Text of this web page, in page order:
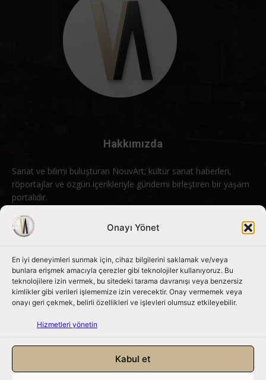
Onayı Yönet
En iyi deneyimleri sunmak için, cihaz bilgilerini saklamak ve/veya
bunlara erişmek amacıyla çerezler gibi teknolojiler kullanıyoruz. Bu
teknolojilere izin vermek, bu sitedeki tarama davranışı veya benzersiz
kimlikler gibi verileri işlememize izin verecektir. Onay vermemek veya
onayı geri çekmek, belirli özellikleri ve işlevleri olumsuz etkileyebilir.
Hizmetleri yönetin
Kabul et
Hakkımızda
Sanat ve bilimi buluşturan NouvArt; kültür sanat haberleri,
röportajlar ve özgün içerikleriyle gündemi birleştiren bir yaşam
portalıdır.
Bizimle iletişime geçin: info@nouvart.net
Bizi Takip Edin